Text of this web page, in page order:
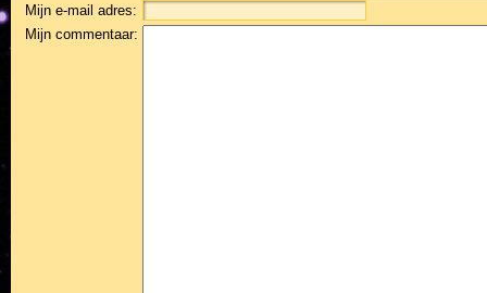
Mijn e-mail adres:
Mijn commentaar: